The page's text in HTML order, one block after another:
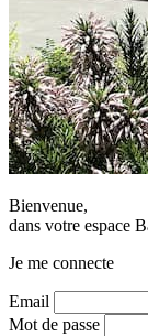
Bienvenue,
dans votre espace
Je me connecte
Email
Mot de passe